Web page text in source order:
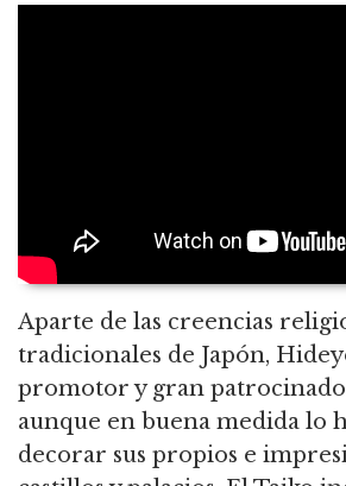
Aparte de las creencias
tradicionales de Japón,
promotor y gran
aunque en buena medida lo
decorar sus propios e